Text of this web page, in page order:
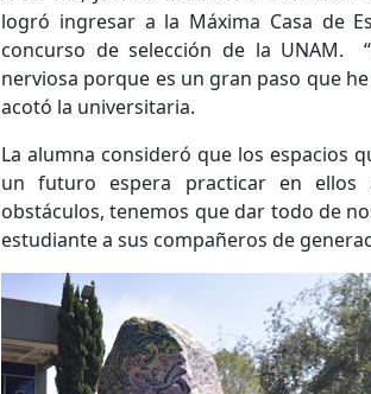
logró ingresar a la Máxima Casa de
concurso de selección de la UNAM.
nerviosa porque es un gran paso que
acotó la universitaria.
La alumna consideró que los espacios
un futuro espera practicar en ellos
obstáculos, tenemos que dar todo de
estudiante a sus compañeros de